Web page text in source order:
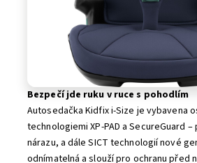
Bezpečí jde ruku v ruce s pohodlím
Autosedačka Kidfix i-Size je vybavena
technologiemi XP-PAD a SecureGuard
nárazu, a dále SICT technologií nové
odnímatelná a slouží pro ochranu před